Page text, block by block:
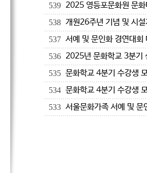
539 2025 영등포문화원 문
538 개원26주년 기념 및 시
537 서예 및 문인화 경연대회
536 2025년 문화학교 3분기
535 문화학교 4분기 수강생
534 문화학교 4분기 수강생
533 서울문화가족 서예 및 문